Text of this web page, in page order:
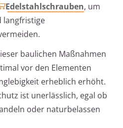
Edelstahlschrauben, um
langfristige
baulichen Maßnahmen
vor den Elementen
erheblich erhöht.
ist unerlässlich, egal ob
oder naturbelassen